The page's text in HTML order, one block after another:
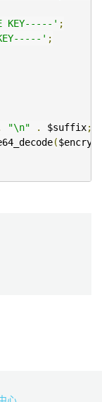
KEY-----' ;
' ;
"\n" . $suffix;
(